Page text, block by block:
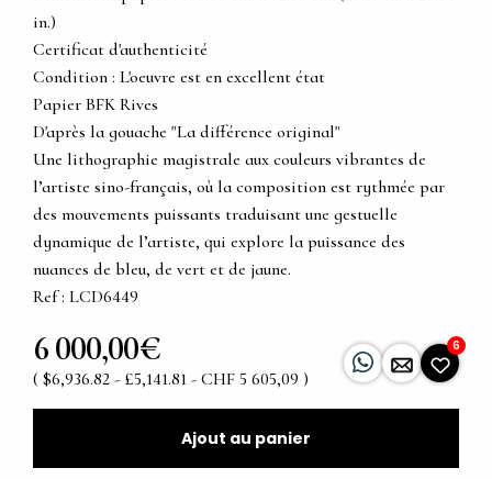
in.)
Certificat d'authenticité
Condition : L'oeuvre est en excellent état
Papier BFK Rives
D'après la gouache "La différence original"
Une lithographie magistrale aux couleurs vibrantes de
l’artiste sino-français, où la composition est rythmée par
des mouvements puissants traduisant une gestuelle
dynamique de l’artiste, qui explore la puissance des
nuances de bleu, de vert et de jaune.
Ref : LCD6449
6 000,00€
( $6,936.82 - £5,141.81 - CHF 5 605,09 )
6
Ajout au panier